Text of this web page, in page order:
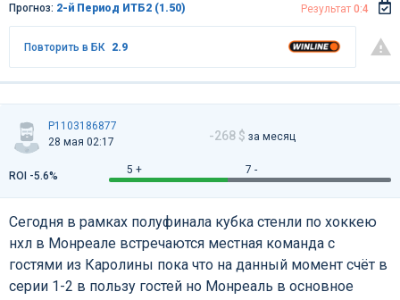
Прогноз: 2-й Период ИТБ2 (1.50) Результат 0:4
Повторить в БК 2.9
P1103186877
28 мая 02:17
-268 $ за месяц
5 + 7 -
ROI -5.6%
Сегодня в рамках полуфинала кубка стенли по хоккею
нхл в Монреале встречаются местная команда с
гостями из Каролины пока что на данный момент счёт в
серии 1-2 в пользу гостей но Монреаль в основное